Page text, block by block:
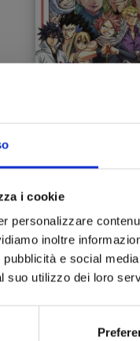
i cookie
personalizzare
inoltre
e social
suo utilizzo dei loro
QUEST n. 11
€ 5,20